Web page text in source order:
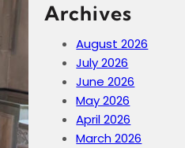
Archives
August 2026
July 2026
June 2026
May 2026
April 2026
March 2026